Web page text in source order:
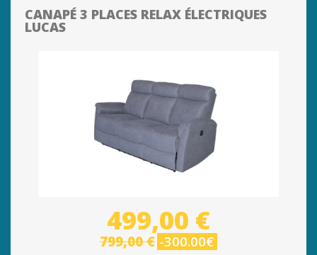
CANAPÉ 3 PLACES RELAX ÉLECTRIQUES
LUCAS
499,00 €
799,00 € -300.00€